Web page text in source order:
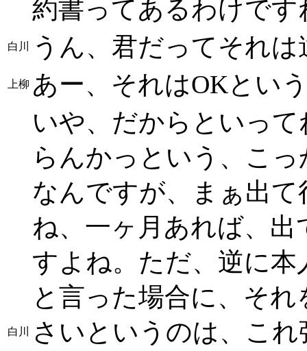
約書ってあるわけです
白川 うん、君だってそれ
上柳 あー、それはOKとい
白川
いや、だからといっ
らんかっという、こ
なんですが、まぁ出
ね、一ヶ月あれば、
すよね。ただ、逆に
と言った場合に、そ
さいというのは、こ